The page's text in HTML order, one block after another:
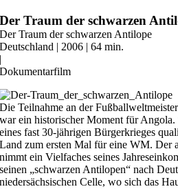
Zum
Inhalt
springen
Der Traum der schwarzen
Der Traum der schwarzen Antilope
Deutschland | 2006 | 64 min.
|
Dokumentarfilm
Die Teilnahme an der
war ein historischer Moment für
eines fast 30-jährigen Bürgerkrieges
Land zum ersten Mal für eine WM. Der
nimmt ein Vielfaches seines
seinen „schwarzen Antilopen“ nach
niedersächsischen Celle, wo sich das